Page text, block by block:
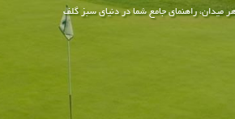
میدان، راهنمای جامع شما در دنیای سبز گلف